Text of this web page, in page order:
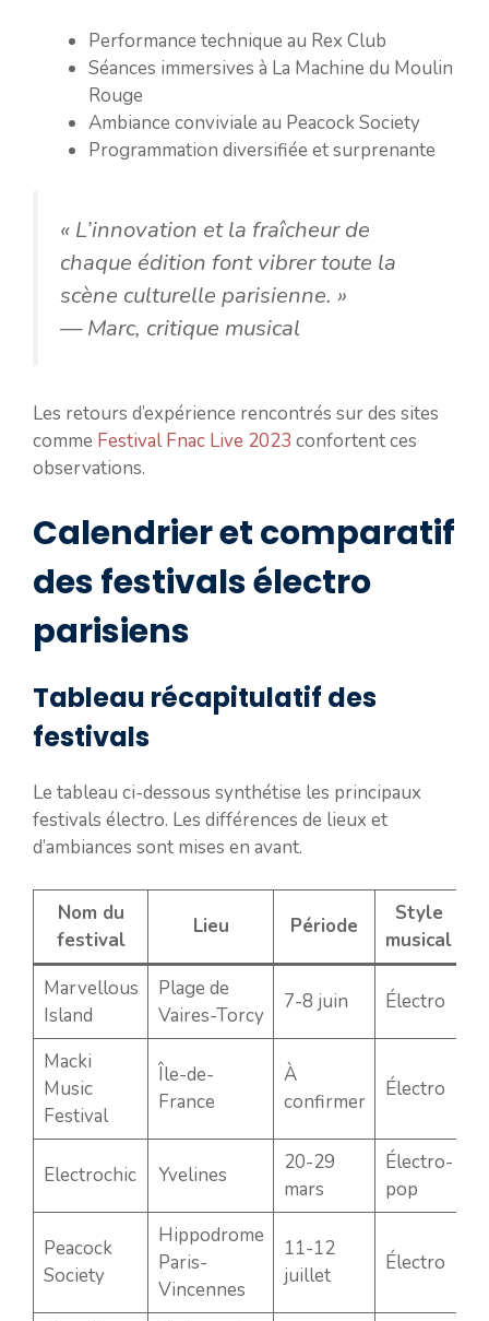
Performance technique au Rex Club
Séances immersives à La Machine du Moulin
Rouge
Ambiance conviviale au Peacock Society
Programmation diversifiée et surprenante
« L’innovation et la fraîcheur de
chaque édition font vibrer toute la
scène culturelle parisienne. »
— Marc, critique musical
Les retours d’expérience rencontrés sur des sites
comme Festival Fnac Live 2023 confortent ces
observations.
Calendrier et comparatif
des festivals électro
parisiens
Tableau récapitulatif des
festivals
Le tableau ci-dessous synthétise les principaux
festivals électro. Les différences de lieux et
d’ambiances sont mises en avant.
Nom du
festival
Lieu Période
Style
musical
Marvellous
Island
Plage de
Vaires-Torcy
7-8 juin Électro
Macki
Music
Festival
Île-de-
France
À
confirmer
Électro
Electrochic Yvelines
20-29
mars
Électro-
pop
Peacock
Society
Hippodrome
Paris-
Vincennes
11-12
juillet
Électro